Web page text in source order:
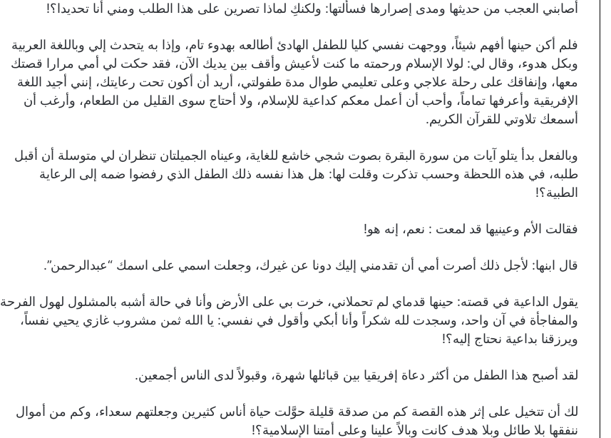
أصابني العجب من حديثها ومدى إصرارها فسألتها: ولكنكِ لماذا تصرين على هذا الطلب ومني أنا تحديدا؟!
فلم أكن حينها أفهم شيئاً، ووجهت نفسي كليا للطفل الهادئ أطالعه بهدوء تام، وإذا به يتحدث إلي وباللغة العربية
وبكل هدوء، وقال لي: لولا الإسلام ورحمته ما كنت لأعيش وأقف بين يديك الآن، فقد حكت لي أمي مرارا قصتك
معها، وإنفاقك على رحلة علاجي وعلى تعليمي طوال مدة طفولتي، أريد أن أكون تحت رعايتك، إنني أجيد اللغة
الإفريقية وأعرفها تماماً، وأحب أن أعمل معكم كداعية للإسلام، ولا أحتاج سوى القليل من الطعام، وأرغب أن
أسمعك تلاوتي للقرآن الكريم.
وبالفعل بدأ يتلو آيات من سورة البقرة بصوت شجي خاشع للغاية، وعيناه الجميلتان تنظران لي متوسلة أن أقبل
طلبه، في هذه اللحظة وحسب تذكرت وقلت لها: هل هذا نفسه ذلك الطفل الذي رفضوا ضمه إلى الرعاية
الطبية؟!
فقالت الأم وعينيها قد لمعت : نعم، إنه هو!
قال ابنها: لأجل ذلك أصرت أمي أن تقدمني إليك دونا عن غيرك، وجعلت اسمي على اسمك “عبدالرحمن”.
يقول الداعية في قصته: حينها قدماي لم تحملاني، خرت بي على الأرض وأنا في حالة أشبه بالمشلول لهول الفرحة
والمفاجأة في آن واحد، وسجدت لله شكراً وأنا أبكي وأقول في نفسي: يا الله ثمن مشروب غازي يحيي نفساً،
ويرزقنا بداعية نحتاج إليه؟!
لقد أصبح هذا الطفل من أكثر دعاة إفريقيا بين قبائلها شهرة، وقبولاً لدى الناس أجمعين.
لك أن تتخيل على إثر هذه القصة كم من صدقة قليلة حوَّلت حياة أناس كثيرين وجعلتهم سعداء، وكم من أموال
ننفقها بلا طائل وبلا هدف كانت وبالاً علينا وعلى أمتنا الإسلامية؟!